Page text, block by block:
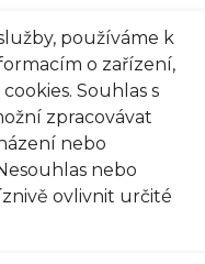
používáme k
o zařízení,
Souhlas s
zpracovávat
nebo
nebo
ovlivnit určité
přehled
při výběru
do vašeho
vám poskytl
Oregon.
řešení